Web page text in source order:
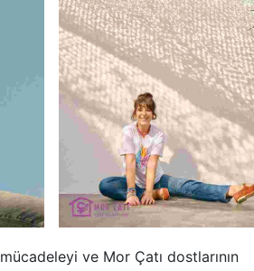
ve Mor Çatı dostlarının